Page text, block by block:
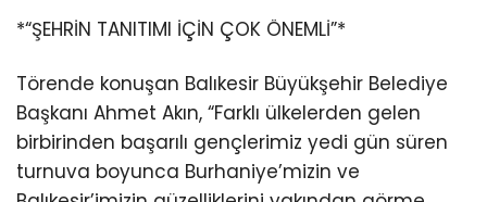
*“ŞEHRİN TANITIMI İÇİN ÇOK ÖNEMLİ”*
Törende konuşan Balıkesir Büyükşehir Belediye
Başkanı Ahmet Akın, “Farklı ülkelerden gelen
birbirinden başarılı gençlerimiz yedi gün süren
turnuva boyunca Burhaniye’mizin ve